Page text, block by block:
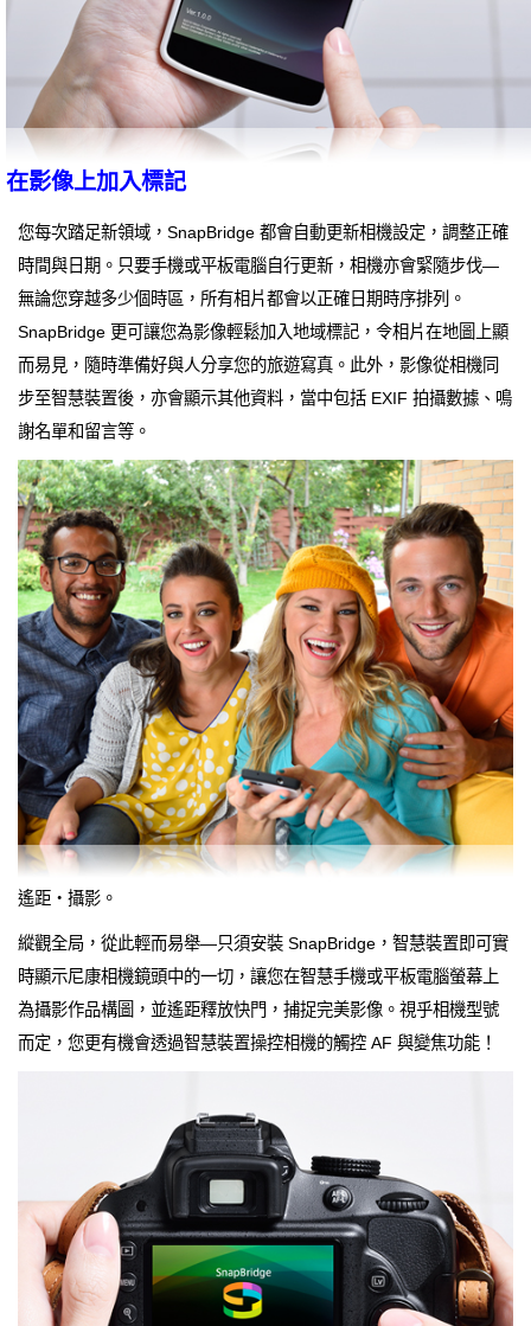
在影像上加入標記
您每次踏足新領域，SnapBridge 都會自動更新相機設定，調整正確
時間與日期。只要手機或平板電腦自行更新，相機亦會緊隨步伐—
無論您穿越多少個時區，所有相片都會以正確日期時序排列。
SnapBridge 更可讓您為影像輕鬆加入地域標記，令相片在地圖上顯
而易見，隨時準備好與人分享您的旅遊寫真。此外，影像從相機同
步至智慧裝置後，亦會顯示其他資料，當中包括 EXIF 拍攝數據、鳴
謝名單和留言等。
遙距‧攝影。
縱觀全局，從此輕而易舉—只須安裝 SnapBridge，智慧裝置即可實
時顯示尼康相機鏡頭中的一切，讓您在智慧手機或平板電腦螢幕上
為攝影作品構圖，並遙距釋放快門，捕捉完美影像。視乎相機型號
而定，您更有機會透過智慧裝置操控相機的觸控 AF 與變焦功能！